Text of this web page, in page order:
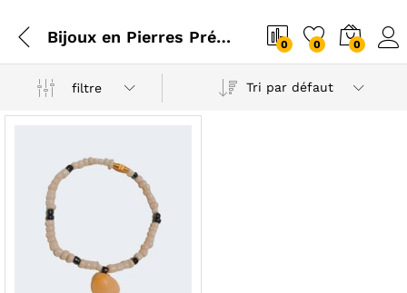
Bijoux en Pierres Précieuses 0 0 0
filtre Tri par défaut